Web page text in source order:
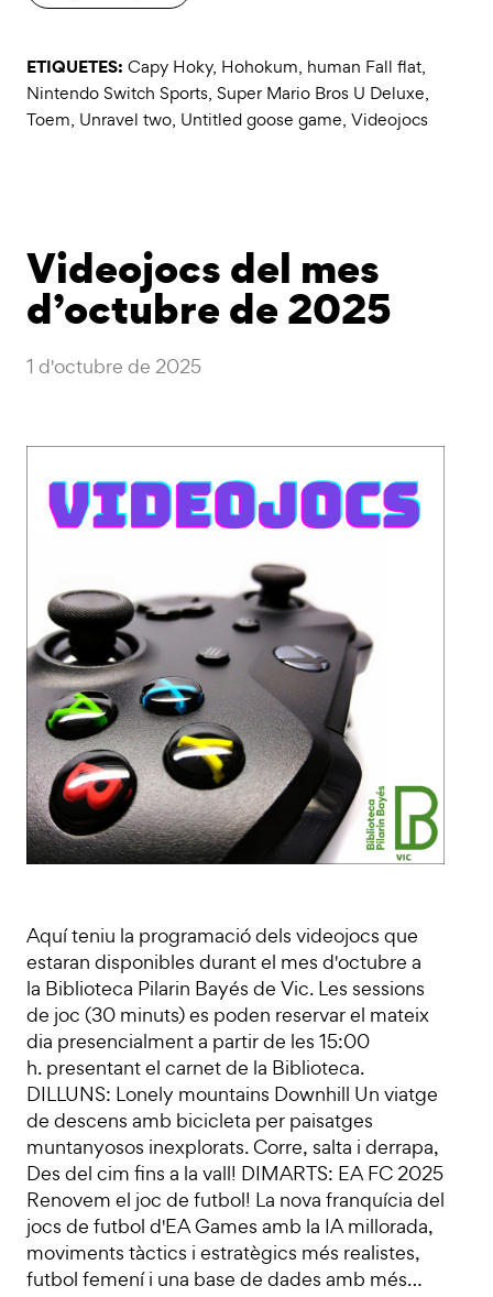
ETIQUETES: Capy Hoky, Hohokum, human Fall flat,
Nintendo Switch Sports, Super Mario Bros U Deluxe,
Toem, Unravel two, Untitled goose game, Videojocs
Videojocs del mes
d’octubre de 2025
1 d'octubre de 2025
Aquí teniu la programació dels videojocs que
estaran disponibles durant el mes d'octubre a
la Biblioteca Pilarin Bayés de Vic. Les sessions
de joc (30 minuts) es poden reservar el mateix
dia presencialment a partir de les 15:00
h. presentant el carnet de la Biblioteca.
DILLUNS: Lonely mountains Downhill Un viatge
de descens amb bicicleta per paisatges
muntanyosos inexplorats. Corre, salta i derrapa,
Des del cim fins a la vall! DIMARTS: EA FC 2025
Renovem el joc de futbol! La nova franquícia del
jocs de futbol d'EA Games amb la IA millorada,
moviments tàctics i estratègics més realistes,
futbol femení i una base de dades amb més…